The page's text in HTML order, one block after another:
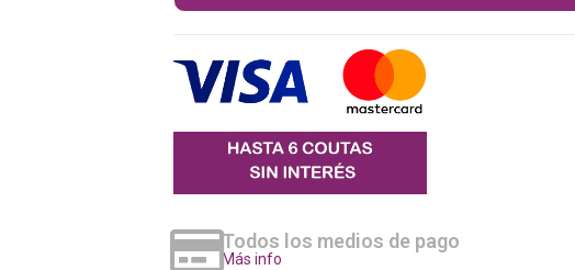
Todos los medios de pago
Más info